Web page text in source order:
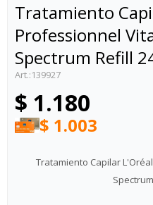
Tratamiento
Professionnel
Spectrum Refill
139927
$ 1.180
$ 1.003
Tratamiento Capilar